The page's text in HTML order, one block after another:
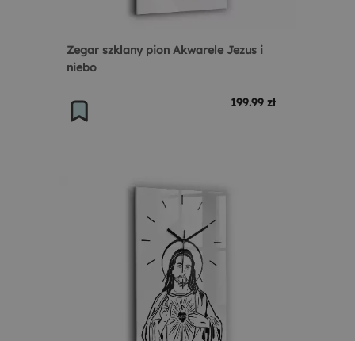
Zegar szklany pion Akwarele Jezus i
niebo
199.99 zł